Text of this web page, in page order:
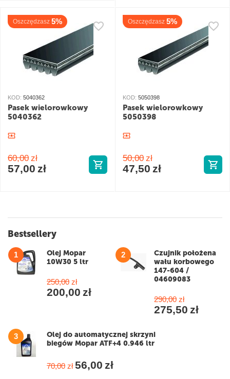
Oszczędzasz 5%
KOD: 5040362
Pasek wielorowkowy
5040362
60,00 zł
57,00 zł
Oszczędzasz 5%
KOD: 5050398
Pasek wielorowkowy
5050398
50,00 zł
47,50 zł
Bestsellery
1
Olej Mopar
10W30 5 ltr
250,00 zł
200,00 zł
2
Czujnik położena
wału korbowego
147-604 /
04609083
290,00 zł
275,50 zł
3
Olej do automatycznej skrzyni
biegów Mopar ATF+4 0.946 ltr
70,00 zł 56,00 zł